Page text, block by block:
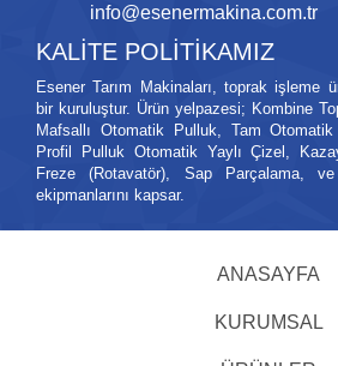
info@esenermakina.com.tr
KALİTE POLİTİKAMIZ
Esener Tarım Makinaları, toprak işleme
bir kuruluştur. Ürün yelpazesi; Kombine
Mafsallı Otomatik Pulluk, Tam
Profil Pulluk Otomatik Yaylı Çizel,
Freze (Rotavatör), Sap Parçalama,
ekipmanlarını kapsar.
ANASAYFA
KURUMSAL